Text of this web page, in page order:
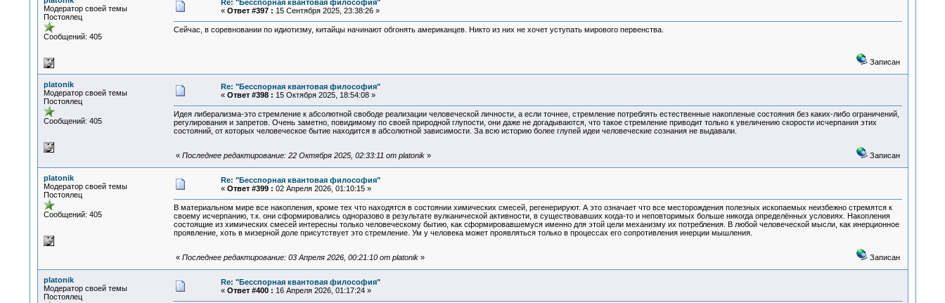
Модератор своей темы
Постоялец
Сообщений: 405
Re: "Бесспорная квантовая философия"
« Ответ #397 : 15 Сентября 2025, 23:38:26 »
Сейчас, в соревновании по идиотизму, китайцы начинают обгонять американцев. Никто из них не хочет уступать мирового первенства.
Записан
platonik
Модератор своей темы
Постоялец
Сообщений: 405
Re: "Бесспорная квантовая философия"
« Ответ #398 : 15 Октября 2025, 18:54:08 »
Идея либерализма-это стремление к абсолютной свободе реализации человеческой личности, а если точнее, стремление потреблять естественные накопленые состояния без каких-либо ограничений,
регулирования и запретов. Очень заметно, повидимому по своей природной глупости, они даже не догадываются, что такое стремление приводит только к увеличению скорости исчерпания этих
состояний, от которых человеческое бытие находится в абсолютной зависимости. За всю историю более глупей идеи человеческие сознания не выдавали.
« Последнее редактирование: 22 Октября 2025, 02:33:11 от platonik» Записан
platonik
Модератор своей темы
Постоялец
Сообщений: 405
Re: "Бесспорная квантовая философия"
« Ответ #399 : 02 Апреля 2026, 01:10:15 »
В материальном мире все накопления, кроме тех что находятся в состоянии химических смесей, регенерируют. А это означает что все месторождения полезных ископаемых неизбежно стремятся к
своему исчерпанию, т.к. они сформировались одноразово в результате вулканической активности, в существовавших когда-то и неповторимых больше никогда определённых условиях. Накопления
состоящие из химических смесей интересны только человеческому бытию, как сформировавшемуся именно для этой цели механизму их потребления. В любой человеческой мысли, как инерционное
проявление, хоть в мизерной доле присутствует это стремление. Ум у человека может проявляться только в процессах его сопротивления инерции мышления.
« Последнее редактирование: 03 Апреля 2026, 00:21:10 от platonik» Записан
platonik
Модератор своей темы
Постоялец
Re: "Бесспорная квантовая философия"
« Ответ #400 : 16 Апреля 2026, 01:17:24 »